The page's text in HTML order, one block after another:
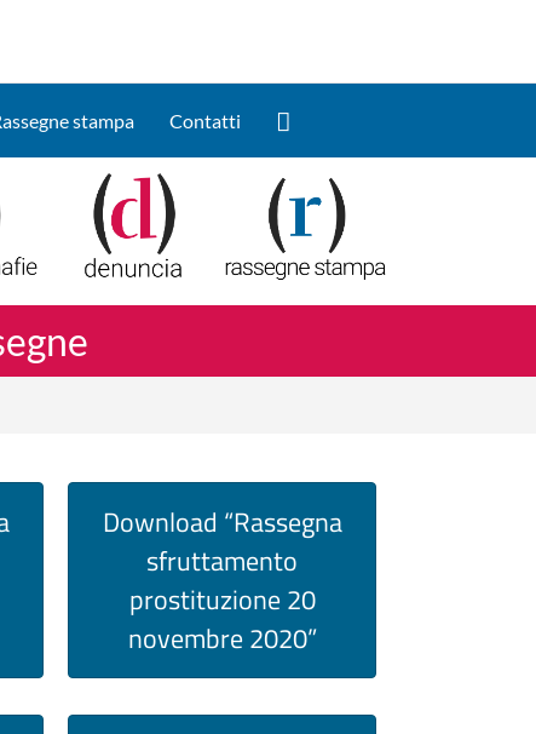
stampa Contatti
Download “Rassegna
sfruttamento
prostituzione 20
novembre 2020”